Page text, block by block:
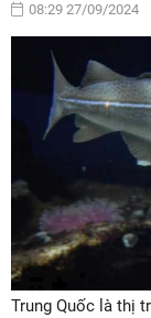
08:29 27/09/2024
Trung Quốc là thị